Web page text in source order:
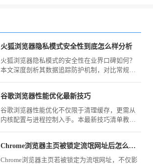
火狐浏览器隐私模式安全性到底怎么样分析
火狐浏览器隐私模式的安全性在业界口碑如何？
本文深度剖析其数据追踪防护机制，对比常规模
谷歌浏览器性能优化最新技巧
谷歌浏览器性能优化不仅限于清理缓存，更需从
内核配置与进程控制入手。本最新技巧清单教您
Chrome浏览器主页被锁定流氓网址后怎么通过注册表彻底修复
Chrome浏览器主页若被锁定为流氓网址，不仅影